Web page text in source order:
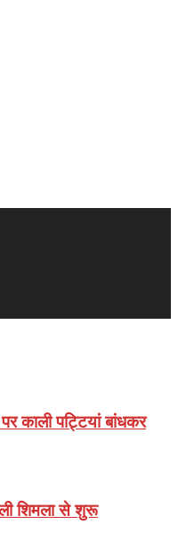
काली पट्टियां बांधकर
शिमला से शुरू